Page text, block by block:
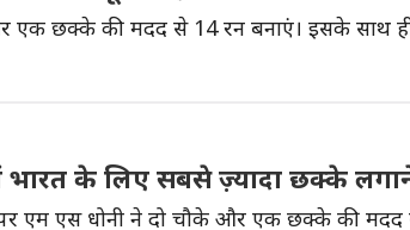
छक्के की मदद से 14 रन बनाएं। इसके साथ ही
में भारत के लिए सबसे ज़्यादा छक्के
एम एस धोनी ने दो चौके और एक छक्के की मदद से